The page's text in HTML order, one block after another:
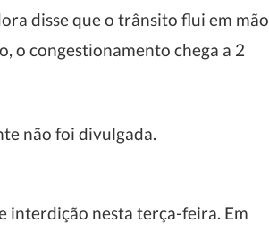
disse que o trânsito flui em mão
o congestionamento chega a 2
não foi divulgada.
interdição nesta terça-feira. Em